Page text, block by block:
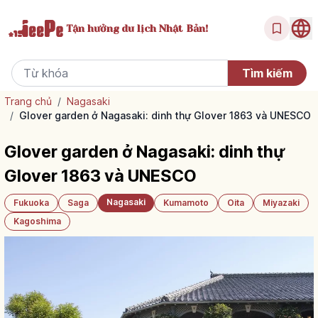
Tận hưởngdu lịch Nhật Bản!
Trang chủ / Nagasaki
/ Glover garden ở Nagasaki: dinh thự Glover 1863 và UNESCO
Glover garden ở Nagasaki: dinh thự
Glover 1863 và UNESCO
Fukuoka Saga Nagasaki Kumamoto Oita
Miyazaki
Kagoshima